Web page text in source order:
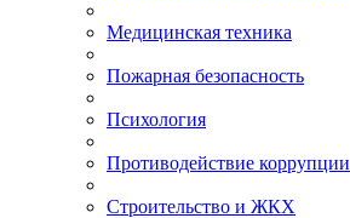
Медицинская техника
Пожарная безопасность
Психология
Противодействие коррупции
Строительство и ЖКХ